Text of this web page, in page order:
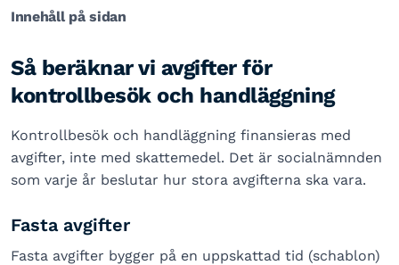
Innehåll på sidan
Så beräknar vi avgifter för
kontrollbesök och handläggning
Kontrollbesök och handläggning finansieras med
avgifter, inte med skattemedel. Det är socialnämnden
som varje år beslutar hur stora avgifterna ska vara.
Fasta avgifter
Fasta avgifter bygger på en uppskattad tid (schablon)